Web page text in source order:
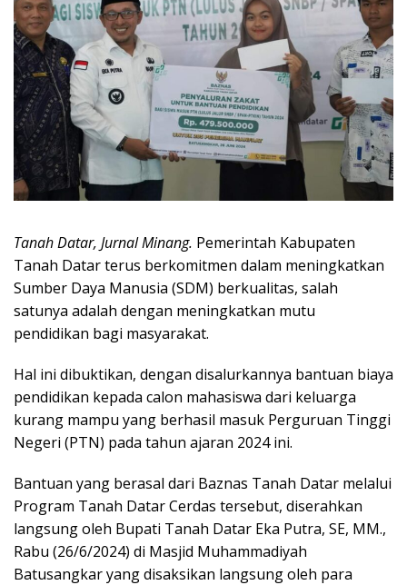
Tanah Datar, Jurnal Minang. Pemerintah Kabupaten
Tanah Datar terus berkomitmen dalam meningkatkan
Sumber Daya Manusia (SDM) berkualitas, salah
satunya adalah dengan meningkatkan mutu
pendidikan bagi masyarakat.
Hal ini dibuktikan, dengan disalurkannya bantuan biaya
pendidikan kepada calon mahasiswa dari keluarga
kurang mampu yang berhasil masuk Perguruan Tinggi
Negeri (PTN) pada tahun ajaran 2024 ini.
Bantuan yang berasal dari Baznas Tanah Datar melalui
Program Tanah Datar Cerdas tersebut, diserahkan
langsung oleh Bupati Tanah Datar Eka Putra, SE, MM.,
Rabu (26/6/2024) di Masjid Muhammadiyah
Batusangkar yang disaksikan langsung oleh para